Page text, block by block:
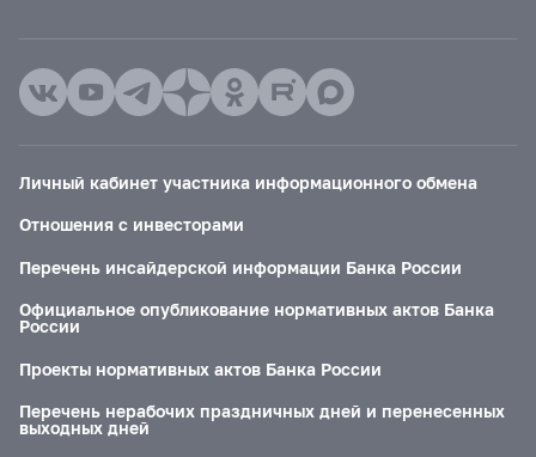
Личный кабинет участника информационного обмена
Отношения с инвесторами
Перечень инсайдерской информации Банка России
Официальное опубликование нормативных актов Банка
России
Проекты нормативных актов Банка России
Перечень нерабочих праздничных дней и перенесенных
выходных дней